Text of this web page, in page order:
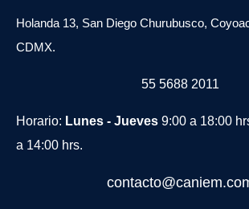
Holanda 13, San Diego Churubusco,
CDMX.
55 5688 2011
Horario: Lunes - Jueves 9:00 a 18:00
a 14:00 hrs.